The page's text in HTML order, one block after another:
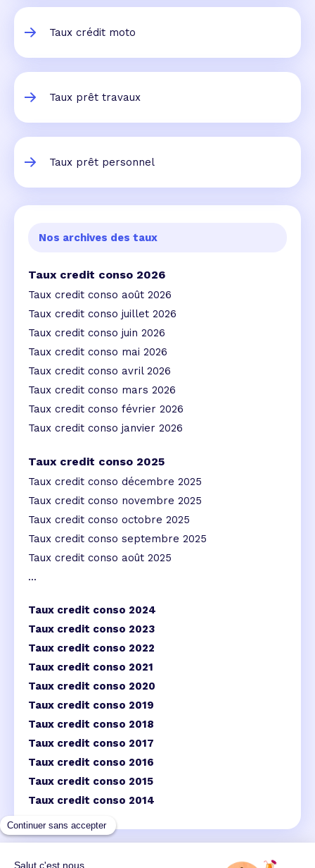
Taux crédit moto
Taux prêt travaux
Taux prêt personnel
Nos archives des taux
Taux credit conso 2026
Taux credit conso août 2026
Taux credit conso juillet 2026
Taux credit conso juin 2026
Taux credit conso mai 2026
Taux credit conso avril 2026
Taux credit conso mars 2026
Taux credit conso février 2026
Taux credit conso janvier 2026
Taux credit conso 2025
Taux credit conso décembre 2025
Taux credit conso novembre 2025
Taux credit conso octobre 2025
Taux credit conso septembre 2025
Taux credit conso août 2025
...
Taux credit conso 2024
Taux credit conso 2023
Taux credit conso 2022
Taux credit conso 2021
Taux credit conso 2020
Taux credit conso 2019
Taux credit conso 2018
Taux credit conso 2017
Taux credit conso 2016
Taux credit conso 2015
Taux credit conso 2014